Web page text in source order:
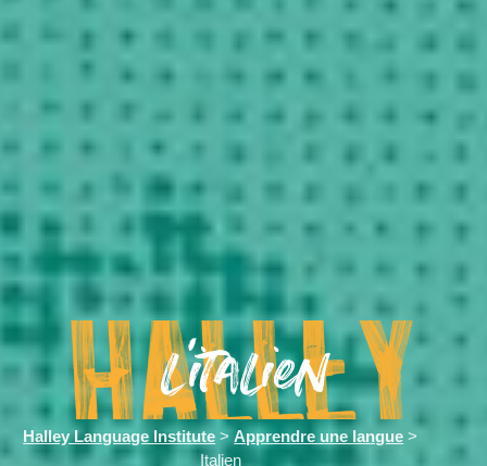
l'italien
Halley Language Institute >Apprendre une langue >
Italien